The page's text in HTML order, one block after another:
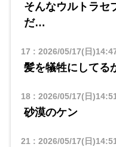
そんなウルトラセ
だ…
17 : 2026/05/17(日
髪を犠牲にしてる
18: 2026/05/17(日
砂漠のケン
21 : 2026/05/17(日